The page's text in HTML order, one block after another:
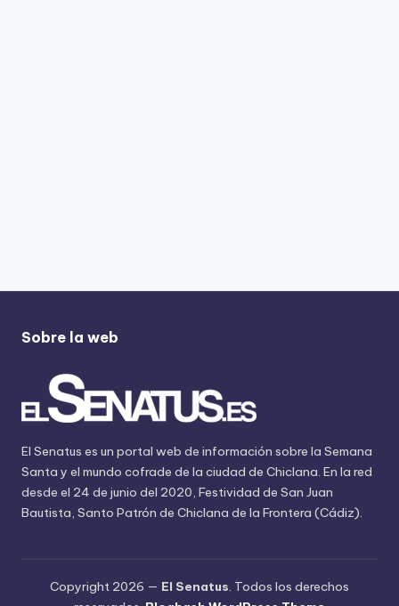
Sobre la web
El Senatus es un portal web de información sobre la Semana
Santa y el mundo cofrade de la ciudad de Chiclana. En la red
desde el 24 de junio del 2020, Festividad de San Juan
Bautista, Santo Patrón de Chiclana de la Frontera (Cádiz).
Copyright 2026 — El Senatus. Todos los derechos